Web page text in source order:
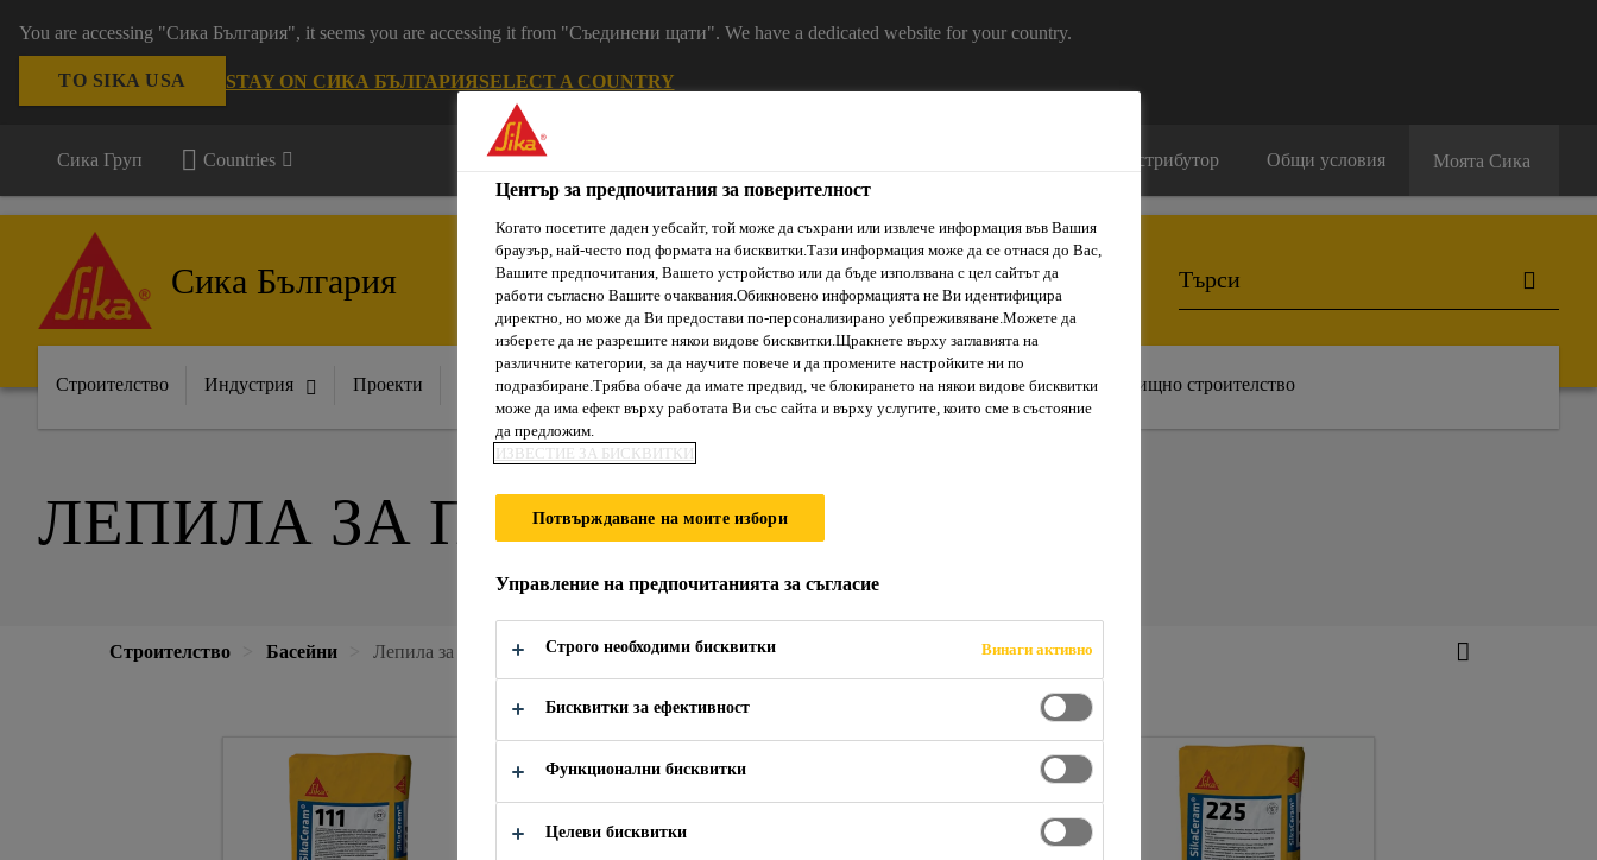
You are accessing "Сика България", it seems you are accessing it from "Съединени щати". We have a dedicated website for your country.
TO SIKA USA STAY ON СИКА БЪЛГАРИЯSELECT A COUNTRY
Сика Груп Countries Намери дистрибутор Общи условия Моята Сика
Сика България
Строителство Индустрия Проекти Документи & Ресурси Услуги и Обучения За нас Сика Каталог Жилищно строителство
ЛЕПИЛА ЗА ПЛОЧКИ
Строителство Басейни Лепила за плочки
Център за предпочитания за поверителност
Когато посетите даден уебсайт, той може да съхрани или извлече информация във Вашия
браузър, най-често под формата на бисквитки.Тази информация може да се отнася до Вас,
Вашите предпочитания, Вашето устройство или да бъде използвана с цел сайтът да
работи съгласно Вашите очаквания.Обикновено информацията не Ви идентифицира
директно, но може да Ви предостави по-персонализирано уебпреживяване.Можете да
изберете да не разрешите някои видове бисквитки.Щракнете върху заглавията на
различните категории, за да научите повече и да промените настройките ни по
подразбиране.Трябва обаче да имате предвид, че блокирането на някои видове бисквитки
може да има ефект върху работата Ви със сайта и върху услугите, които сме в състояние
да предложим.
ИЗВЕСТИЕ ЗА БИСКВИТКИ
Потвърждаване на моите избори
Управление на предпочитанията за съгласие
Строго необходими бисквитки Винаги активно
Бисквитки за ефективност
Функционални бисквитки
Целеви бисквитки